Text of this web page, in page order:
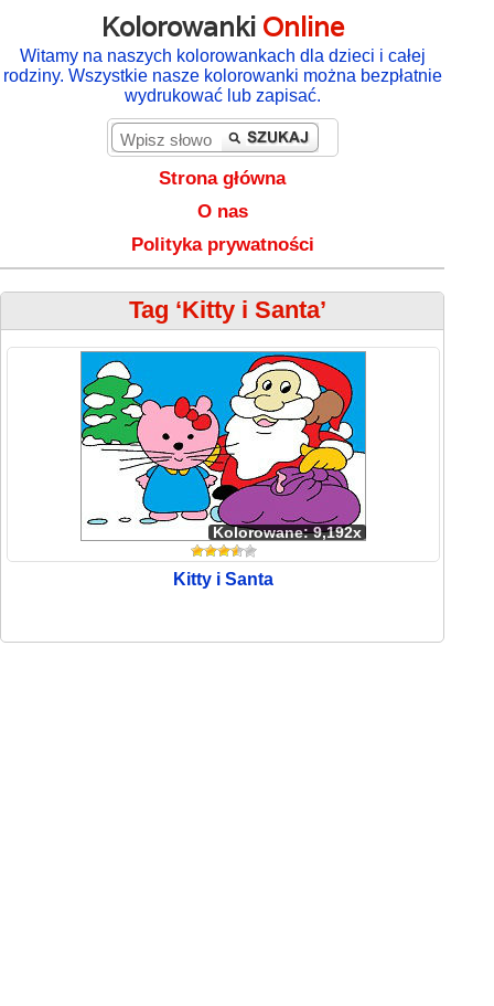
Kolorowanki Online
Witamy na naszych kolorowankach dla dzieci i całej
rodziny. Wszystkie nasze kolorowanki można bezpłatnie
wydrukować lub zapisać.
Strona główna
O nas
Polityka prywatności
Tag ‘Kitty i Santa’
Kolorowane: 9,192x
Kitty i Santa